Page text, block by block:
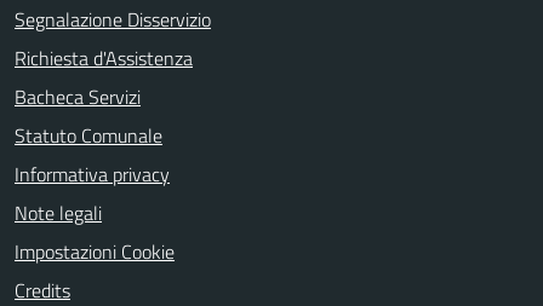
Segnalazione Disservizio
Richiesta d'Assistenza
Bacheca Servizi
Statuto Comunale
Informativa privacy
Note legali
Impostazioni Cookie
Credits